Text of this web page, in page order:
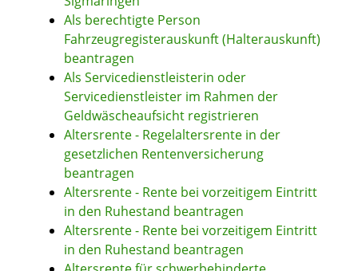
Als berechtigte Person
Fahrzeugregisterauskunft (Halterauskunft)
beantragen
Als Servicedienstleisterin oder
Servicedienstleister im Rahmen der
Geldwäscheaufsicht registrieren
Altersrente - Regelaltersrente in der
gesetzlichen Rentenversicherung
beantragen
Altersrente - Rente bei vorzeitigem Eintritt
in den Ruhestand beantragen
Altersrente - Rente bei vorzeitigem Eintritt
in den Ruhestand beantragen